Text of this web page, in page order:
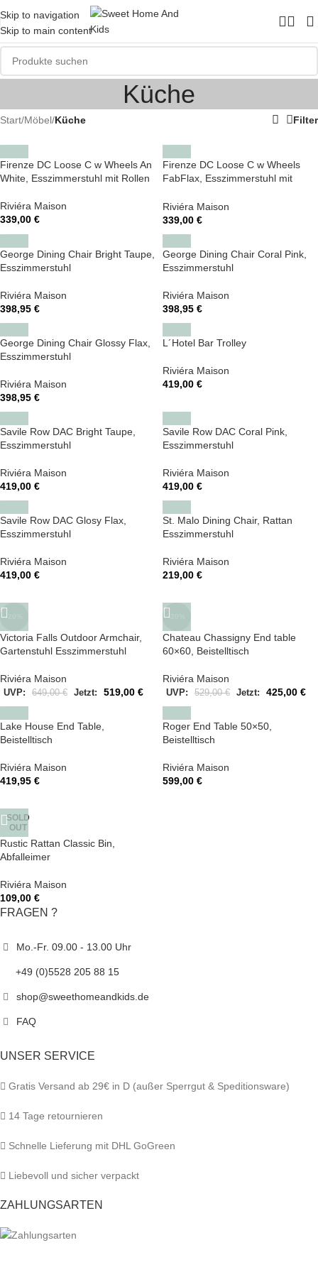
Skip to navigation
Skip to main content
Küche
Start/Möbel/Küche Filter
Firenze DC Loose C w Wheels An
White, Esszimmerstuhl mit Rollen
Riviéra Maison
339,00 €
Firenze DC Loose C w Wheels
FabFlax, Esszimmerstuhl mit
Riviéra Maison
339,00 €
George Dining Chair Bright Taupe,
Esszimmerstuhl
Riviéra Maison
398,95 €
George Dining Chair Coral Pink,
Esszimmerstuhl
Riviéra Maison
398,95 €
George Dining Chair Glossy Flax,
Esszimmerstuhl
Riviéra Maison
398,95 €
L´Hotel Bar Trolley
Riviéra Maison
419,00 €
Savile Row DAC Bright Taupe,
Esszimmerstuhl
Riviéra Maison
419,00 €
Savile Row DAC Coral Pink,
Esszimmerstuhl
Riviéra Maison
419,00 €
Savile Row DAC Glosy Flax,
Esszimmerstuhl
Riviéra Maison
419,00 €
St. Malo Dining Chair, Rattan
Esszimmerstuhl
Riviéra Maison
219,00 €
-20%
Victoria Falls Outdoor Armchair,
Gartenstuhl Esszimmerstuhl
Riviéra Maison
UVP: 649,00€ Jetzt: 519,00 €
-20%
Chateau Chassigny End table
60×60, Beistelltisch
Riviéra Maison
UVP: 529,00€ Jetzt: 425,00 €
Lake House End Table,
Beistelltisch
Riviéra Maison
419,95 €
Roger End Table 50×50,
Beistelltisch
Riviéra Maison
599,00 €
SOLD
OUT
Rustic Rattan Classic Bin,
Abfalleimer
Riviéra Maison
109,00 €
FRAGEN ?
Mo.-Fr. 09.00 - 13.00 Uhr
+49 (0)5528 205 88 15
shop@sweethomeandkids.de
FAQ
UNSER SERVICE
Gratis Versand ab 29€ in D (außer Sperrgut & Speditionsware)
14 Tage retournieren
Schnelle Lieferung mit DHL GoGreen
Liebevoll und sicher verpackt
ZAHLUNGSARTEN